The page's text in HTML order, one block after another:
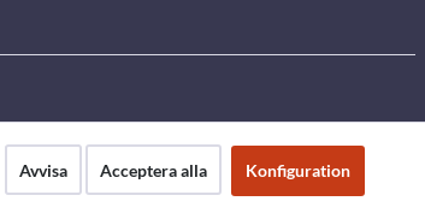
Avvisa Acceptera alla Konfiguration